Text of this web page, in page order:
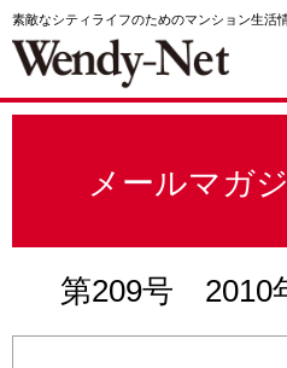
素敵なシティライフのためのマンション生活
メールマガ
第209号 2010